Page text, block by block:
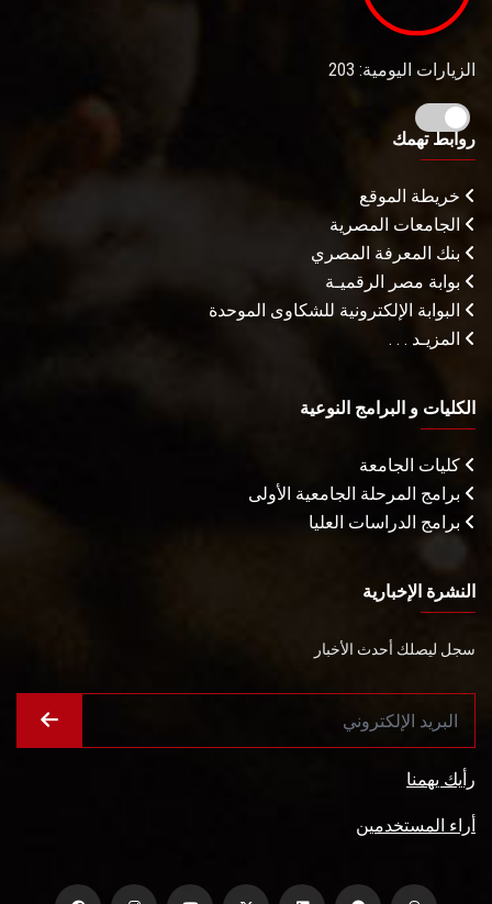
الزيارات اليومية: 203
روابط تهمك
خريطة الموقع
الجامعات المصرية
بنك المعرفة المصري
بوابة مصر الرقميـة
البوابة الإلكترونية للشكاوى الموحدة
المزيـد . . .
الكليات و البرامج النوعية
كليات الجامعة
برامج المرحلة الجامعية الأولى
برامج الدراسات العليا
النشرة الإخبارية
سجل ليصلك أحدث الأخبار
رأيك يهمنا
أراء المستخدمين